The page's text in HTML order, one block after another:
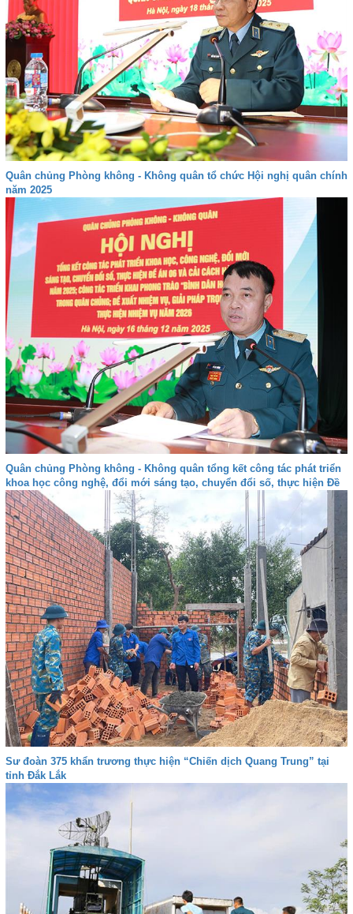
Quân chủng Phòng không - Không quân tổ chức Hội nghị quân chính
năm 2025
Quân chủng Phòng không - Không quân tổng kết công tác phát triển
khoa học công nghệ, đổi mới sáng tạo, chuyển đổi số, thực hiện Đề
án 06 và cải cách hành chính năm 2025
Sư đoàn 375 khẩn trương thực hiện “Chiến dịch Quang Trung” tại
tỉnh Đắk Lắk